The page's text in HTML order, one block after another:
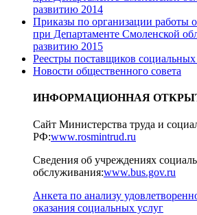
развитию 2014
Приказы по организации работы
при Департаменте Смоленской
развитию 2015
Реестры поставщиков социальных
Новости общественного совета
ИНФОРМАЦИОННАЯ
Сайт Министерства труда и
РФ:www.rosmintrud.ru
Сведения об учреждениях
обслуживания:www.bus.gov.ru
Анкета по анализу
оказания социальных услуг